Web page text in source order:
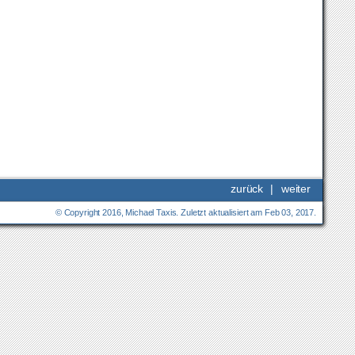
weiter
zurück |
© Copyright 2016, Michael Taxis. Zuletzt aktualisiert am Feb 03, 2017.